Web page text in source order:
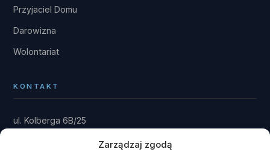
Zarządzaj zgodą
Przyjaciel Domu
Darowizna
Wolontariat
KONTAKT
ul. Kolberga 6B/25